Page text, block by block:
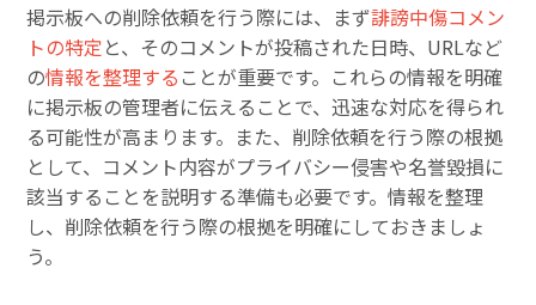
掲示板への削除依頼を行う際には、まず誹謗中傷コメン
トの特定と、そのコメントが投稿された日時、URLなど
の情報を整理する ことが重要です。これらの情報を明確
に掲示板の管理者に伝えることで、迅速な対応を得られ
る可能性が高まります。また、削除依頼を行う際の根拠
として、コメント内容がプライバシー侵害や名誉毀損に
該当することを説明する準備も必要です。情報を整理
し、削除依頼を行う際の根拠を明確にしておきましょ
う。